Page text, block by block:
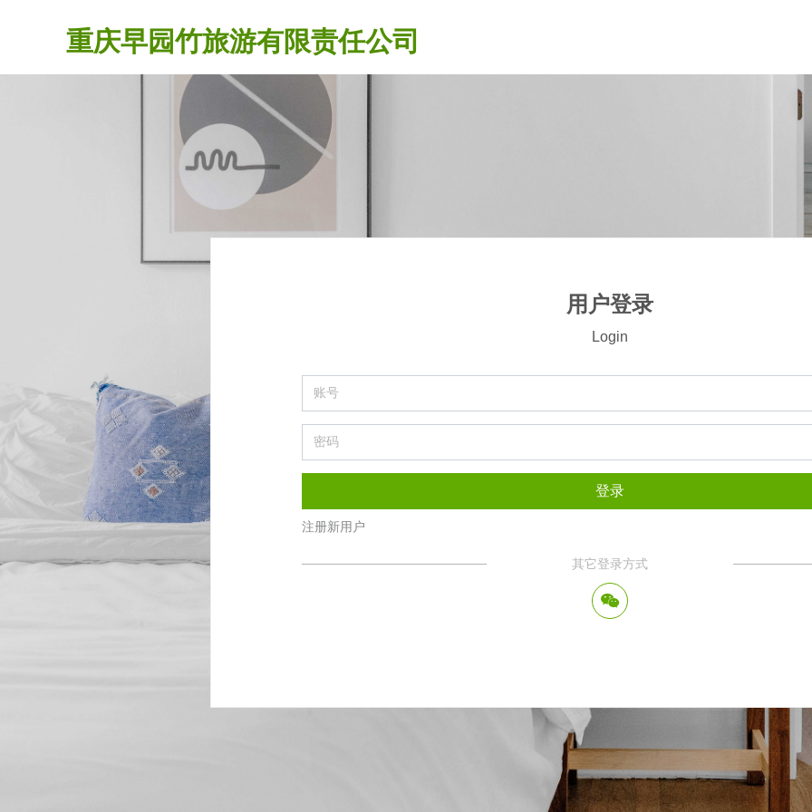
重庆早园竹旅游有限责任公司
登录
注册新用户
其它登录方式
너
用户登录
Login